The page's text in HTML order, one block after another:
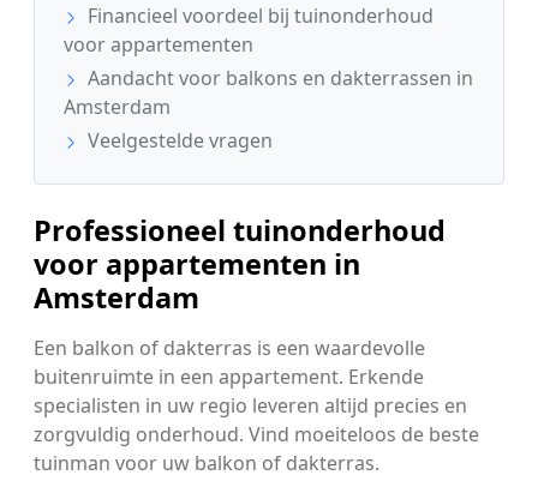
Financieel voordeel bij tuinonderhoud
voor appartementen
Aandacht voor balkons en dakterrassen in
Amsterdam
Veelgestelde vragen
Professioneel tuinonderhoud
voor appartementen in
Amsterdam
Een balkon of dakterras is een waardevolle
buitenruimte in een appartement. Erkende
specialisten in uw regio leveren altijd precies en
zorgvuldig onderhoud. Vind moeiteloos de beste
tuinman voor uw balkon of dakterras.